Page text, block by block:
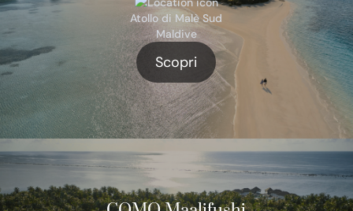
Atollo di Malè Sud
Maldive
Scopri